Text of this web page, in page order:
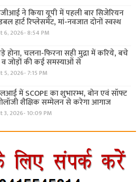
ने किया यूपी में पहली बार सिजेरियन
हार्ट रिप्लेसमेंट, मां-नवजात दोनों स्वस्थ
6, 2026- 8:54 PM
होना, चलना-फिरना सही मुद्रा में करिये, बचे
व जोड़ों की कई समस्याओं से
5, 2026- 7:15 PM
में SCOPE का शुभारम्भ, बोन एवं सॉफ्ट
शैक्षिक सम्मेलन से करेगा आगाज
3, 2026- 10:09 PM